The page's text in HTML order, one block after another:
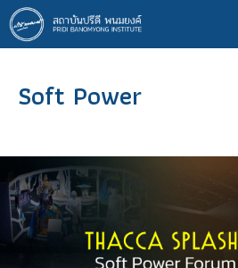
ข้าม
ไป
ยัง
หลักSoft Power